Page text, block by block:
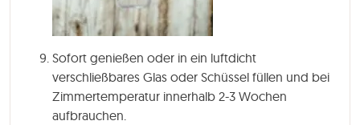
Sofort genießen oder in ein luftdicht
verschließbares Glas oder Schüssel füllen und bei
Zimmertemperatur innerhalb 2-3 Wochen
aufbrauchen.